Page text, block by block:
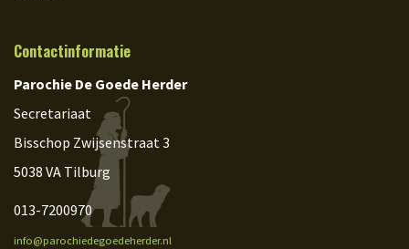
Contactinformatie
Parochie De Goede Herder
Secretariaat
Bisschop Zwijsenstraat 3
5038 VA Tilburg
013-7200970
info@parochiedegoedeherder.nl